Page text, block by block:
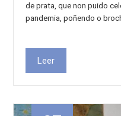
de prata, que non puido
pandemia, poñendo o
Leer